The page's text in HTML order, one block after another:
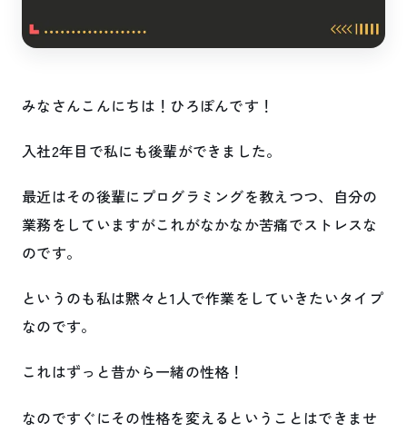
みなさんこんにちは！ひろぽんです！
入社2年目で私にも後輩ができました。
最近はその後輩にプログラミングを教えつつ、自分の
業務をしていますがこれがなかなか苦痛でストレスな
のです。
というのも私は黙々と1人で作業をしていきたいタイプ
なのです。
これはずっと昔から一緒の性格！
なのですぐにその性格を変えるということはできませ